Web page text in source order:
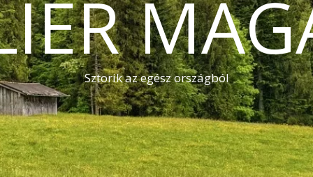
Sztorik az egész országból